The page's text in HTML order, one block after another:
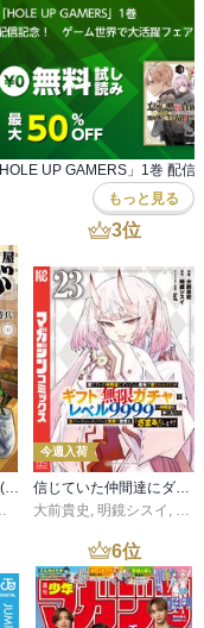
もっと見る
,転
3位
今週入荷
大前貴史 明鏡シスイ
6位